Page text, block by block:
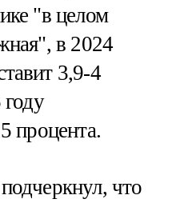
"в целом
в 2024
3,9-4
процента.
что